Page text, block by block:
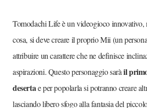
Tomodachi Life è un videogioco innovativo,
cosa, si deve creare il proprio Mii (un
attribuire un carattere che ne definisce
aspirazioni. Questo personaggio saràil
desertae per popolarla si potranno creare
lasciando libero sfogo alla fantasia del